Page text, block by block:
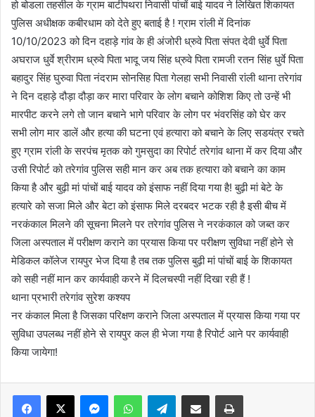
हो बोडला तहसील के ग्राम बाटीपथरा निवासी पांचों बाई यादव ने लिखित शिकायत
पुलिस अधीक्षक कबीरधाम को देते हुए बताई है ! ग्राम रांली में दिनांक
10/10/2023 को दिन दहाड़े गांव के ही अंजोरी ध्रुवे पिता संपत देवी धुर्वे पिता
अघराज धुर्वे श्रीराम ध्रुवे पिता भादू जय सिंह ध्रुवे पिता रामजी रतन सिंह धुर्वे पिता
बहादुर सिंह घुरुवा पिता नंदराम सोनसिह पिता गेलहा सभी निवासी रांली थाना तरेगांव
ने दिन दहाड़े दौड़ा दौड़ा कर मारा परिवार के लोग बचाने कोशिश किए तो उन्हें भी
मारपीट करने लगे तो जान बचाने भागे परिवार के लोग पर भंवरसिंह को घेर कर
सभी लोग मार डालें और हत्या की घटना एवं हत्यारा को बचाने के लिए सडयंत्र रचते
हुए ग्राम रांली के सरपंच मृतक को गुमसुदा का रिपोर्ट तरेगांव थाना में कर दिया और
उसी रिपोर्ट को तरेगांव पुलिस सही मान कर अब तक हत्यारा को बचाने का काम
किया है और बुढ़ी मां पांचों बाई यादव को इंसाफ नहीं दिया गया है! बुढ़ी मां बेटे के
हत्यारे को सजा मिले और बेटा को इंसाफ मिले दरबदर भटक रही है इसी बीच में
नरकंकाल मिलने की सूचना मिलने पर तरेगांव पुलिस ने नरकंकाल को जब्त कर
जिला अस्पताल में परीक्षण कराने का प्रयास किया पर परीक्षण सुविधा नहीं होने से
मेडिकल कॉलेज रायपुर भेज दिया है तब तक पुलिस बुढ़ी मां पांचों बाई के शिकायत
को सही नहीं मान कर कार्यवाही करने में दिलचस्पी नहीं दिखा रही हैं !
थाना प्रभारी तरेगांव सुरेश कश्यप
नर कंकाल मिला है जिसका परिक्षण कराने जिला अस्पताल में प्रयास किया गया पर
सुविधा उपलब्ध नहीं होने से रायपुर कल ही भेजा गया है रिपोर्ट आने पर कार्यवाही
किया जायेगा!
Telegram